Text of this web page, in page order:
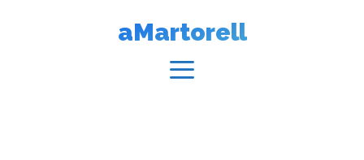
aMartorell